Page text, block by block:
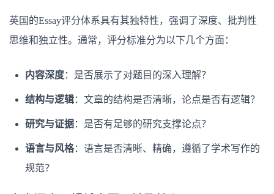
英国的Essay评分体系具有其独特性，强调了深度、批判性
思维和独立性。通常，评分标准分为以下几个方面：
内容深度：是否展示了对题目的深入理解？
结构与逻辑：文章的结构是否清晰，论点是否有逻辑？
研究与证据：是否有足够的研究支撑论点？
语言与风格：语言是否清晰、精确，遵循了学术写作的
规范？